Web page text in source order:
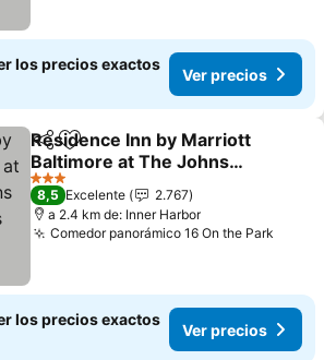
los precios exactos
Ver precios
CompartirAgregar a favoritos
Residence Inn by Marriott
Baltimore at The Johns
Hopkins Medical Campus
Ver precios
3 Estrellas
8,5 Excelente
2.767
a 2.4 km de: Inner Harbor
Comedor panorámico 16 On the Park
los precios exactos
Ver precios